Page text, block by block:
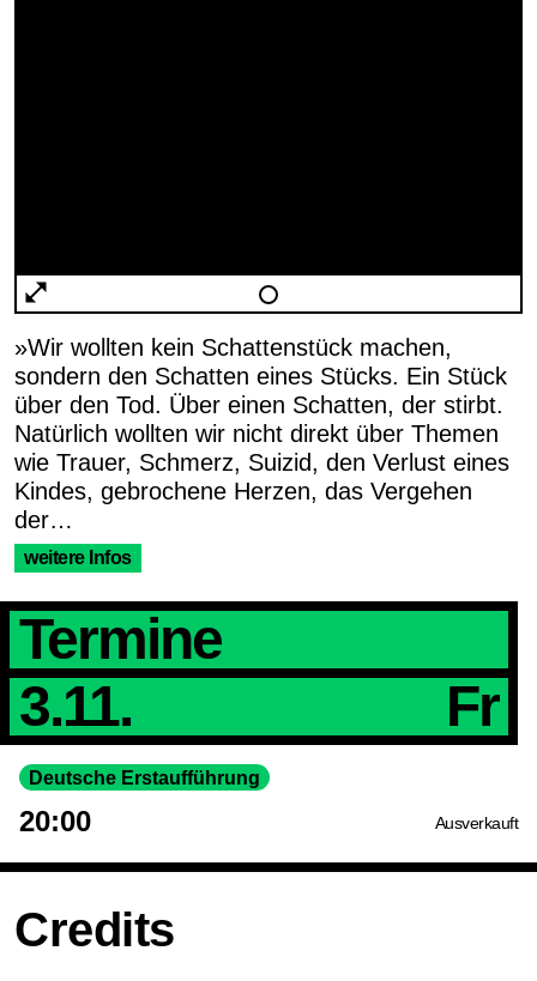
»Wir wollten kein Schattenstück machen,
sondern den Schatten eines Stücks. Ein Stück
über den Tod. Über einen Schatten, der stirbt.
Natürlich wollten wir nicht direkt über Themen
wie Trauer, Schmerz, Suizid, den Verlust eines
Kindes, gebrochene Herzen, das Vergehen
der…
weitere Infos
Termine
3.11.
Fr
Deutsche Erstaufführung
20:00 Ausverkauft
Credits